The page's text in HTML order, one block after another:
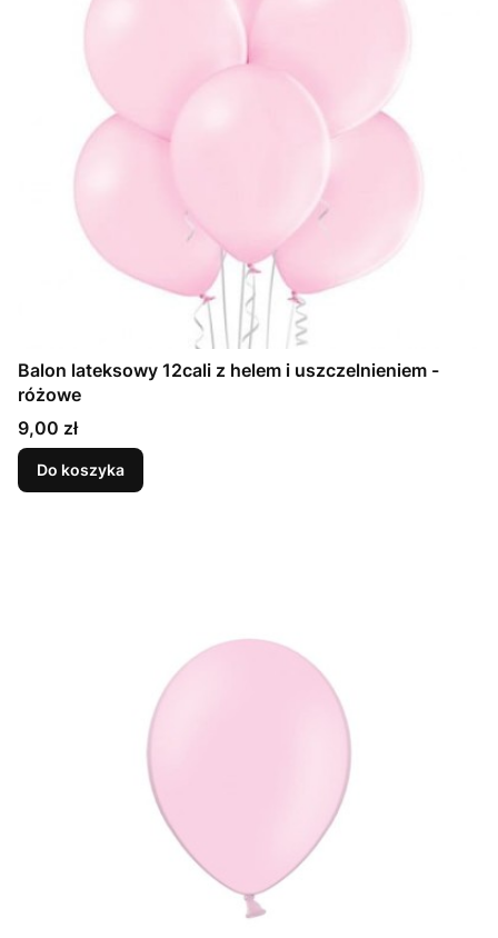
Balon lateksowy 12cali z helem i uszczelnieniem -
różowe
Cena
9,00 zł
Do koszyka